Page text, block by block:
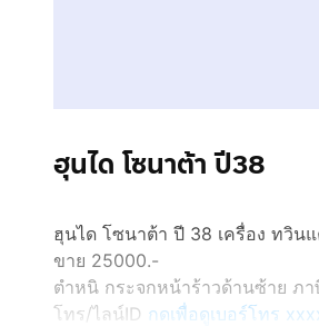
ฮุนได โซนาต้า ปี38
ฮุนได โซนาต้า ปี 38 เครื่อง ทวิน
ขาย 25000.-
ตำหนิ กระจกหน้าร้าวด้านซ้าย ภ
โทร/ไลน์ID กดเพื่อดูเบอร์โทร